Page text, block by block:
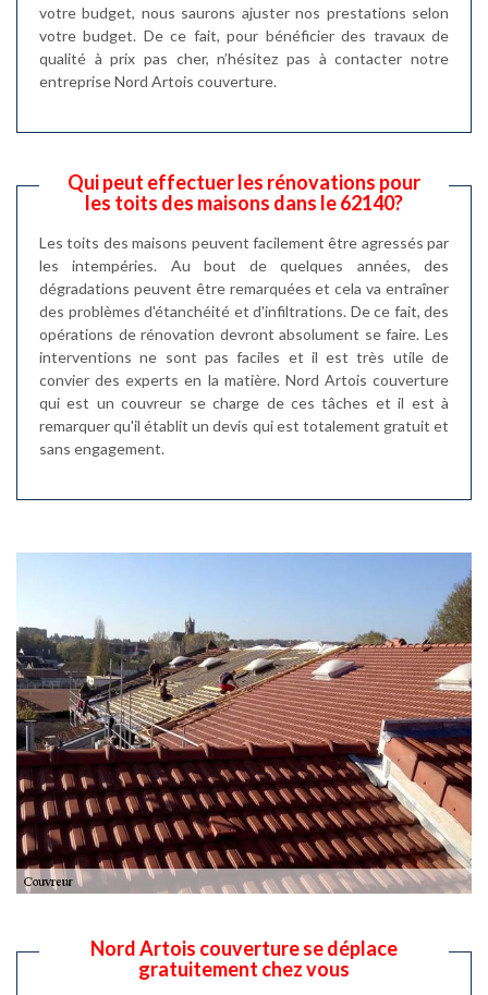
votre budget, nous saurons ajuster nos prestations selon
votre budget. De ce fait, pour bénéficier des travaux de
qualité à prix pas cher, n’hésitez pas à contacter notre
entreprise Nord Artois couverture.
Qui peut effectuer les rénovations pour
les toits des maisons dans le 62140?
Les toits des maisons peuvent facilement être agressés par
les intempéries. Au bout de quelques années, des
dégradations peuvent être remarquées et cela va entraîner
des problèmes d'étanchéité et d'infiltrations. De ce fait, des
opérations de rénovation devront absolument se faire. Les
interventions ne sont pas faciles et il est très utile de
convier des experts en la matière. Nord Artois couverture
qui est un couvreur se charge de ces tâches et il est à
remarquer qu'il établit un devis qui est totalement gratuit et
sans engagement.
Nord Artois couverture se déplace
gratuitement chez vous